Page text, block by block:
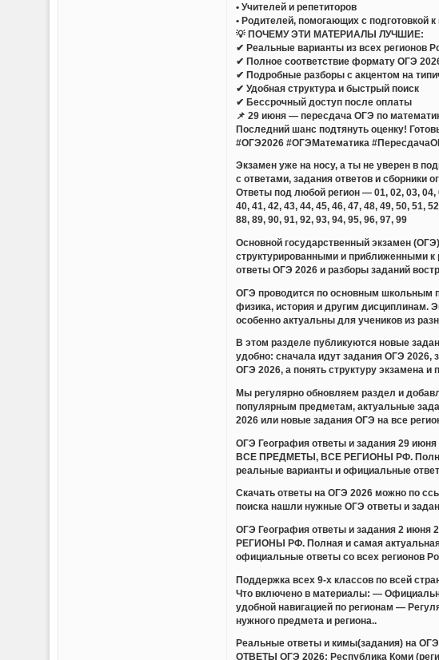
• Учителей и репетиторов
• Родителей, помогающих с подготовкой
💡 ПОЧЕМУ ЭТИ МАТЕРИАЛЫ ЛУЧШИЕ:
✔ Реальные варианты из всех регионов
✔ Полное соответствие формату ОГЭ
✔ Подробные разборы с акцентом на
✔ Удобная структура и быстрый поиск
✔ Бессрочный доступ после оплаты
📌 29 июня — пересдача ОГЭ по
Последний шанс подтянуть оценку!
#ОГЭ2026 #ОГЭМатематика
Экзамен уже на носу, а ты не уверен в
с ответами, задания ответов и сборники
Ответы под любой регион — 01, 02, 03, 04,
40, 41, 42, 43, 44, 45, 46, 47, 48, 49, 50, 51,
88, 89, 90, 91, 92, 93, 94, 95, 96, 97, 99
Основной государственный экзамен
структурированными и приближенными к
ответы ОГЭ 2026 и разборы заданий
ОГЭ проводится по основным школьным
физика, история и другим дисциплинам.
особенно актуальны для учеников из
В этом разделе публикуются новые
удобно: сначала идут задания ОГЭ 2026,
ОГЭ 2026, а понять структуру экзамена
Мы регулярно обновляем раздел и
популярным предметам, актуальные
2026 или новые задания ОГЭ на все
ОГЭ География ответы и задания 29
ВСЕ ПРЕДМЕТЫ, ВСЕ РЕГИОНЫ РФ. Полная
реальные варианты и официальные
Скачать ответы на ОГЭ 2026 можно по
поиска нашли нужные ОГЭ ответы и
ОГЭ География ответы и задания 2
РЕГИОНЫ РФ. Полная и самая
официальные ответы со всех регионов
Поддержка всех 9-х классов по всей
Что включено в материалы: —
удобной навигацией по регионам —
нужного предмета и региона..
Реальные ответы и кимы(задания) на
ОТВЕТЫ ОГЭ 2026: Республика Коми